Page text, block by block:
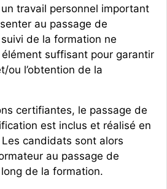
travail personnel important
au passage de
suivi de la formation ne
suffisant pour garantir
ou l’obtention de la
certifiantes, le passage de
est inclus et réalisé en
candidats sont alors
au passage de
long de la formation.